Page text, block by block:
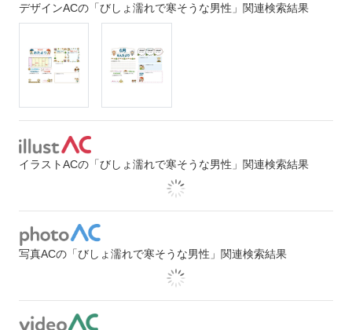
デザインACの「びしょ濡れで寒そうな男性」関連検索結果
イラストACの「びしょ濡れで寒そうな男性」関連検索結果
写真ACの「びしょ濡れで寒そうな男性」関連検索結果